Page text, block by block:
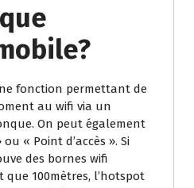
fonction permettant de
au wifi via un
On peut également
« Point d’accès ». Si
des bornes wifi
100mètres, l’hotspot